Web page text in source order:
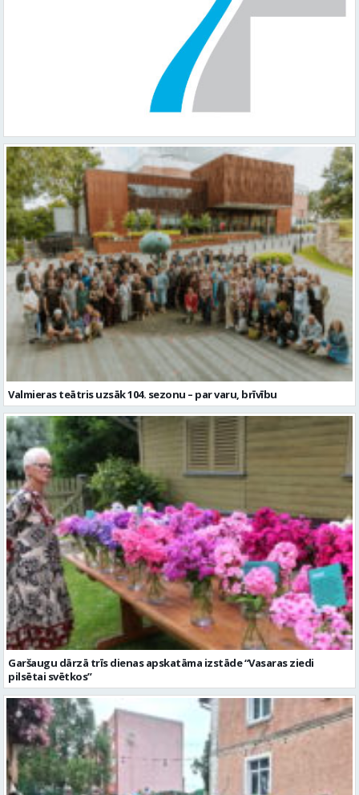
Valmieras teātris uzsāk 104. sezonu – par varu, brīvību
Garšaugu dārzā trīs dienas apskatāma izstāde “Vasaras ziedi
pilsētai svētkos”